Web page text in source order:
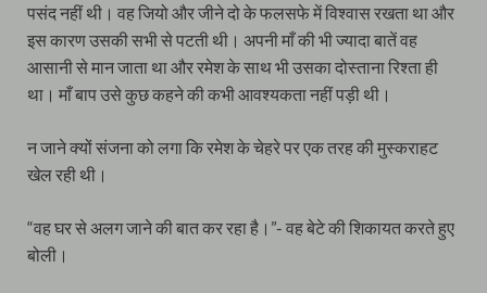
पसंद नहीं थी। वह जियो और जीने दो के फलसफे में विश्वास रखता था और
इस कारण उसकी सभी से पटती थी। अपनी माँ की भी ज्यादा बातें वह
आसानी से मान जाता था और रमेश के साथ भी उसका दोस्ताना रिश्ता ही
था। माँ बाप उसे कुछ कहने की कभी आवश्यकता नहीं पड़ी थी।
न जाने क्यों संजना को लगा कि रमेश के चेहरे पर एक तरह की मुस्कराहट
खेल रही थी।
“वह घर से अलग जाने की बात कर रहा है।”- वह बेटे की शिकायत करते हुए
बोली।